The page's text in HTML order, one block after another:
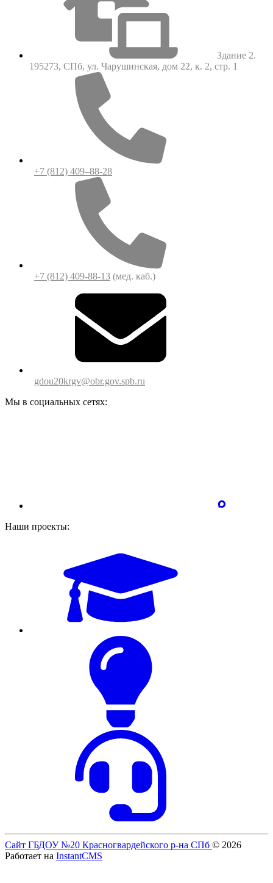
Здание 2.
195273, СПб, ул. Чарушинская, дом 22, к. 2, стр. 1
+7 (812) 409–88-28
+7 (812) 409-88-13 (мед. каб.)
gdou20krgv@obr.gov.spb.ru
Мы в социальных сетях:
Наши проекты:
Сайт ГБДОУ №20 Красногвардейского р-на СПб © 2026
Работает на InstantCMS